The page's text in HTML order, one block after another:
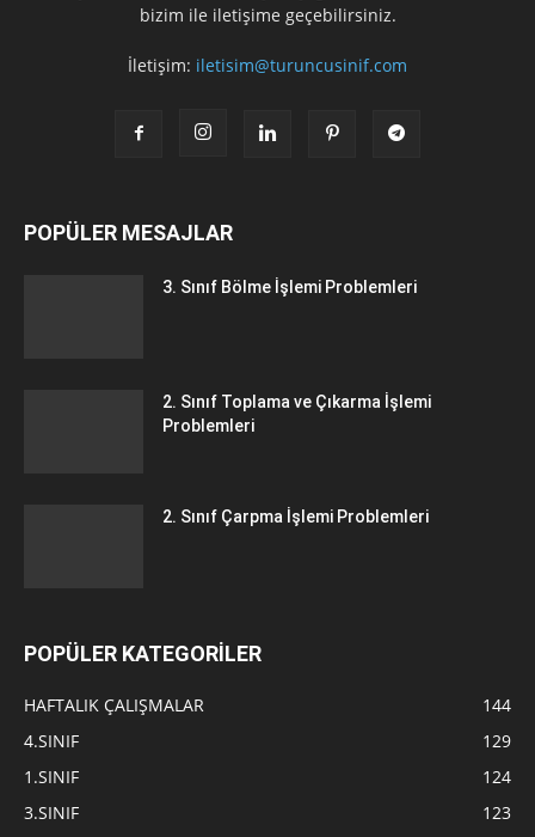
bizim ile iletişime geçebilirsiniz.
İletişim: iletisim@turuncusinif.com
POPÜLER MESAJLAR
3. Sınıf Bölme İşlemi Problemleri
2. Sınıf Toplama ve Çıkarma İşlemi
Problemleri
2. Sınıf Çarpma İşlemi Problemleri
POPÜLER KATEGORİLER
HAFTALIK ÇALIŞMALAR
144
4.SINIF
129
1.SINIF
124
3.SINIF
123